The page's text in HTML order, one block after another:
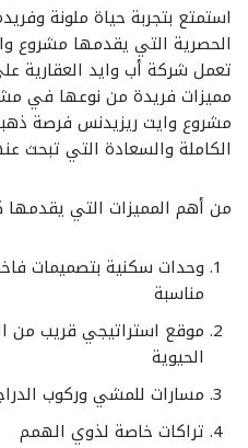
استمتع بتجربة حياة ملونة
الحصرية التي يقدمها مشروع
تعمل شركة أب وايد العقارية
مميزات فريدة من نوعها في
مشروع وايت ريزيدنس فرصة
الكاملة والسعادة التي تبحث
من أهم المميزات التي يقدمها
وحدات سكنية بتصميمات
مناسبة
موقع استراتيجي قريب من
الحيوية
مسارات للمشي وركوب
تراكات خاصة لذوي الهمم